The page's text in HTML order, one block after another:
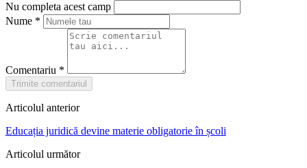
Nu completa acest camp
Nume *
Comentariu *
Trimite comentariul
Articolul anterior
Educația juridică devine materie obligatorie în școli
Articolul următor